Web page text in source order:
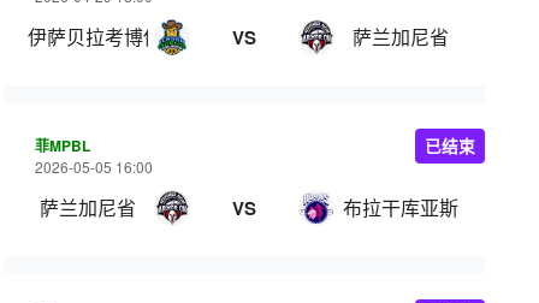
伊萨贝拉考博伊斯 VS 萨兰加尼省
菲MPBL
2026-05-05 16:00
萨兰加尼省 VS 布拉干库亚斯
已结束